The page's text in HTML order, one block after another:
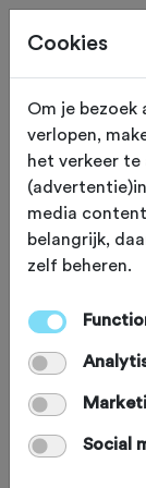
Huy
Mur
'Mur de
Deze
'de
Waalse
Cookies
Om je bezoek
verlopen,
het verkeer te
media
belangrijk,
zelf beheren.
Social